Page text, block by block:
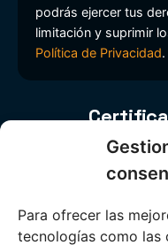
Para ofrecer las
tecnologías como las
podrás ejercer tus
limitación y suprimir
Política de Privacidad.